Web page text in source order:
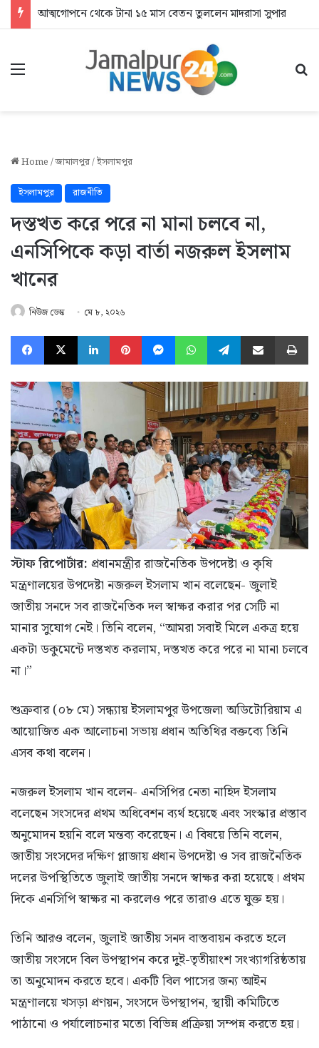
আত্মগোপনে থেকে টানা ১৫ মাস বেতন তুললেন মাদরাসা সুপার
Menu
Home/জামালপুর/ইসলামপুর
ইসলামপুর রাজনীতি
দস্তখত করে পরে না মানা চলবে না,
এনসিপিকে কড়া বার্তা নজরুল ইসলাম
খানের
নিউজ ডেস্ক মে ৮, ২০২৬
Facebook
X LinkedInPinterestMessengerWhatsAppTelegramShare via Email
স্টাফ রিপোর্টার: প্রধানমন্ত্রীর রাজনৈতিক উপদেষ্টা ও কৃষি
মন্ত্রণালয়ের উপদেষ্টা নজরুল ইসলাম খান বলেছেন- জুলাই
জাতীয় সনদে সব রাজনৈতিক দল স্বাক্ষর করার পর সেটি না
মানার সুযোগ নেই। তিনি বলেন, “আমরা সবাই মিলে একত্র হয়ে
একটা ডকুমেন্টে দস্তখত করলাম, দস্তখত করে পরে না মানা চলবে
না।”
শুক্রবার (০৮ মে) সন্ধ্যায় ইসলামপুর উপজেলা অডিটোরিয়াম এ
আয়োজিত এক আলোচনা সভায় প্রধান অতিথির বক্তব্যে তিনি
এসব কথা বলেন।
নজরুল ইসলাম খান বলেন- এনসিপির নেতা নাহিদ ইসলাম
বলেছেন সংসদের প্রথম অধিবেশন ব্যর্থ হয়েছে এবং সংস্কার প্রস্তাব
অনুমোদন হয়নি বলে মন্তব্য করেছেন। এ বিষয়ে তিনি বলেন,
জাতীয় সংসদের দক্ষিণ প্লাজায় প্রধান উপদেষ্টা ও সব রাজনৈতিক
দলের উপস্থিতিতে জুলাই জাতীয় সনদে স্বাক্ষর করা হয়েছে। প্রথম
দিকে এনসিপি স্বাক্ষর না করলেও পরে তারাও এতে যুক্ত হয়।
তিনি আরও বলেন, জুলাই জাতীয় সনদ বাস্তবায়ন করতে হলে
জাতীয় সংসদে বিল উপস্থাপন করে দুই-তৃতীয়াংশ সংখ্যাগরিষ্ঠতায়
তা অনুমোদন করতে হবে। একটি বিল পাসের জন্য আইন
মন্ত্রণালয়ে খসড়া প্রণয়ন, সংসদে উপস্থাপন, স্থায়ী কমিটিতে
পাঠানো ও পর্যালোচনার মতো বিভিন্ন প্রক্রিয়া সম্পন্ন করতে হয়।